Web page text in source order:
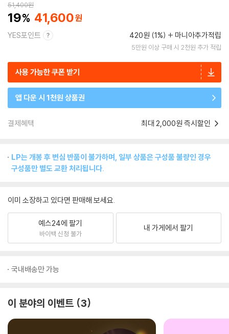
51,400원
19 41,600
YES포인트 420원 (1%) 마니아추가적립
5만원 이상 구매 시 2천원 추가 적립
사용 가능한 쿠폰 받기
앱 다운 시 1천원 상품권
결제혜택 최대 2,000원 즉시할인
LP는 개봉 후 변심 반품이 불가하며, 일부 상품은 구성품 불량인 경우
구성품만 별도 교환 처리됩니다.
이미 소장하고 있다면 판매해 보세요.
예스24에 팔기
바이백 신청 불가
내 가게에서 팔기
국내배송만 가능
이 분야의 이벤트 3